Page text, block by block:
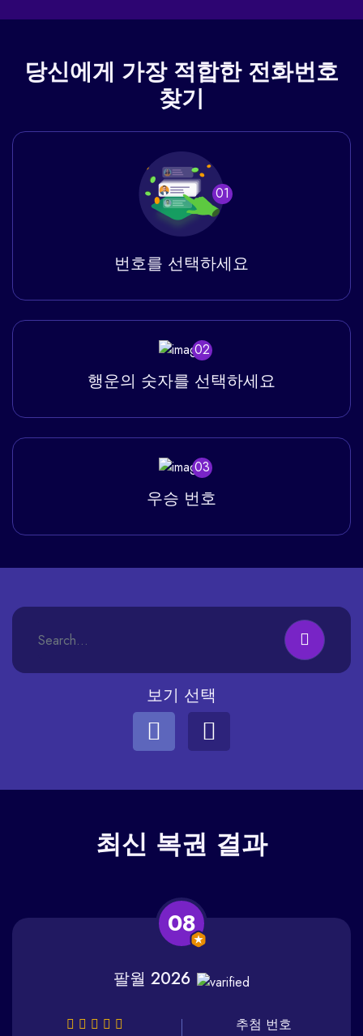
당신에게 가장 적합한 전화번호
찾기
01
번호를 선택하세요
02
행운의 숫자를 선택하세요
03
우승 번호
보기 선택
최신 복권 결과
08
팔월 2026
추첨 번호